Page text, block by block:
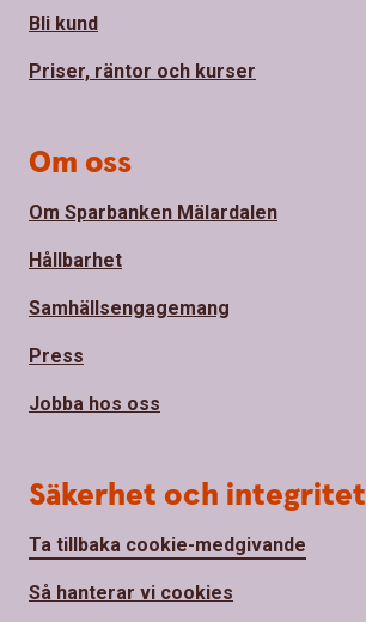
Bli kund
Priser, räntor och kurser
Om oss
Om Sparbanken Mälardalen
Hållbarhet
Samhällsengagemang
Press
Jobba hos oss
Säkerhet och integritet
Ta tillbaka cookie-medgivande
Så hanterar vi cookies